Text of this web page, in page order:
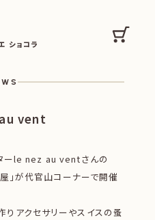
ショコラ カー
vent
ーle nez au ventさんの
」が代官山コーナーで開催
りアクセサリーやスイスの蚤